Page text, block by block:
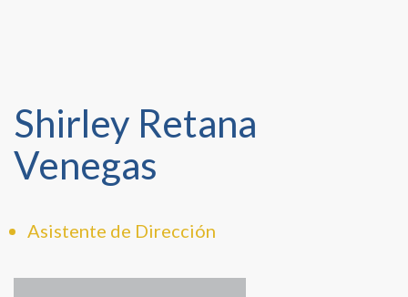
Shirley Retana
Venegas
Asistente de Dirección